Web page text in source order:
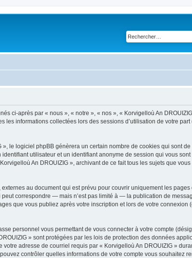
ci-après par « nous », « notre », « nos », « Korvigelloù An
informations collectées lors des sessions d’utilisation de votre
le logiciel phpBB génèrera un certain nombre de cookies qui sont
utilisateur et un identifiant anonyme de session qui vous sont
An DROUIZIG », archivant de ce fait tous les sujets que vous
au document qui est prévu pour couvrir uniquement les pages
correspondre — mais n’est pas limité à — la publication de
que vous publiez après votre inscription et lors de votre connexion
personnel vous permettant de vous connecter à votre compte
» sont protégées par les lois de protection des données
adresse de courriel requis par « Korvigelloù An DROUIZIG »
contrôler quelles informations de votre compte vous souhaitez